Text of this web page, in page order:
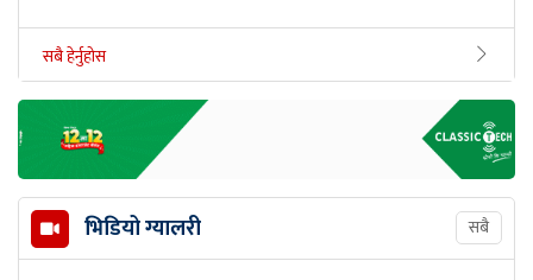
सबै हेर्नुहोस
भिडियो ग्यालरी सबै